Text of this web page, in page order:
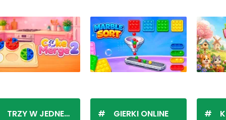
TRZY W JEDNEJ LINII GIERKI ONLINE